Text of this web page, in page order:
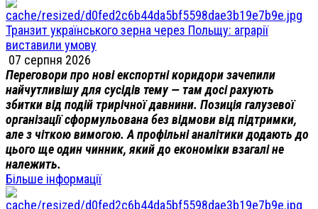
Транзит українського зерна через Польщу: аграрії
виставили умову
07 серпня 2026
Переговори про нові експортні коридори зачепили
найчутливішу для сусідів тему — там досі рахують
збитки від подій трирічної давнини. Позиція галузевої
організації сформульована без відмови від підтримки,
але з чіткою вимогою. А профільні аналітики додають до
цього ще один чинник, який до економіки взагалі не
належить.
Більше інформації